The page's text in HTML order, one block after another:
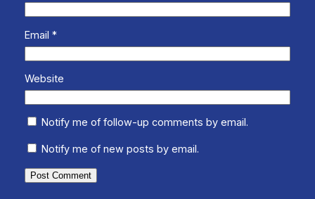
Email *
Website
Notify me of follow-up comments by email.
Notify me of new posts by email.